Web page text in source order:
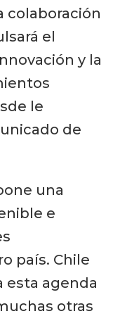
colaboración
el
y la
le
de
una
e
país. Chile
esta agenda
otras